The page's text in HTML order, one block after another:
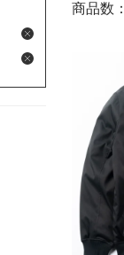
商品数